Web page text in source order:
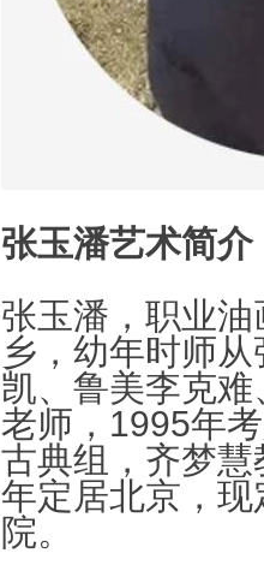
张玉潘艺术简介
张玉潘，职业
乡，幼年时师
凯、鲁美李克
老师，1995年
古典组，齐梦
年定居北京，
院。